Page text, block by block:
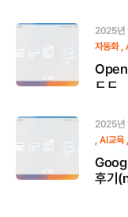
2025년
자동화
ㄷㄷ
2025년
AI교육
후기